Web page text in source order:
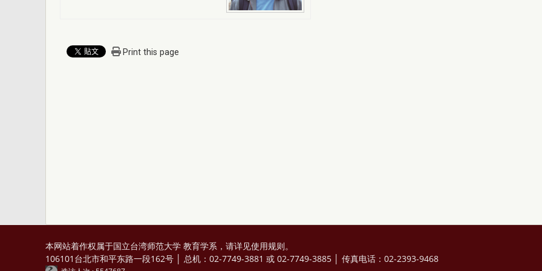
Print this page
本网站着作权属于国立台湾师范大学 教育学系，请详见使用规则。
106101台北市和平东路一段162号 │ 总机：02-7749-3881 或 02-7749-3885 │ 传真电话：02-2393-9468